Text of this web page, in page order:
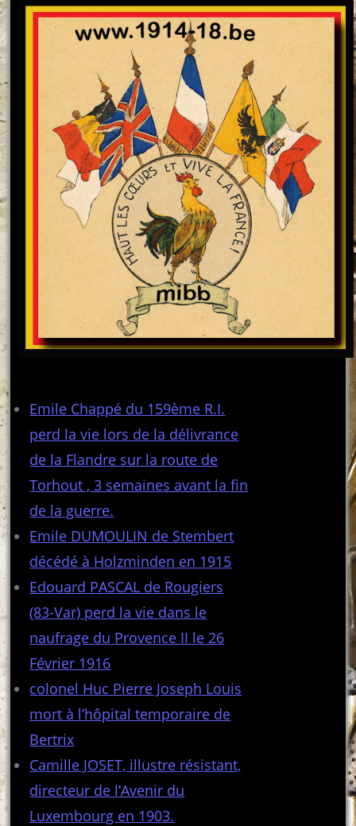
Emile Chappé du 159ème R.I.
perd la vie lors de la délivrance
de la Flandre sur la route de
Torhout , 3 semaines avant la fin
de la guerre.
Emile DUMOULIN de Stembert
décédé à Holzminden en 1915
Edouard PASCAL de Rougiers
(83-Var) perd la vie dans le
naufrage du Provence II le 26
Février 1916
colonel Huc Pierre Joseph Louis
mort à l’hôpital temporaire de
Bertrix
Camille JOSET, illustre résistant,
directeur de l’Avenir du
Luxembourg en 1903.